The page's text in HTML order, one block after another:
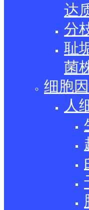
达
分
耻
菌
细胞
人